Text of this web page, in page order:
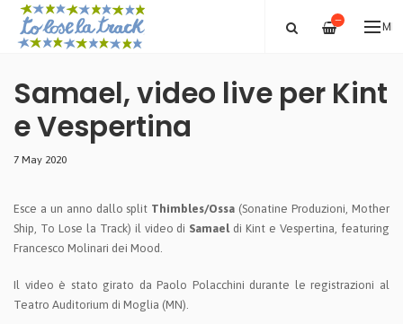
—
Samael, video live per Kint
e Vespertina
7 May 2020
Esce a un anno dallo split Thimbles/Ossa (Sonatine Produzioni, Mother
Ship, To Lose la Track) il video di Samael di Kint e Vespertina, featuring
Francesco Molinari dei Mood.
Il video è stato girato da Paolo Polacchini durante le registrazioni al
Teatro Auditorium di Moglia (MN).